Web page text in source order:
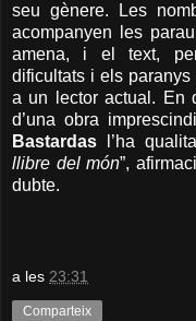
seu gènere. Les
acompanyen les
amena, i el text,
dificultats i els
a un lector actual. En
d’una obra
Bastardas l’ha
llibre del món”,
dubte.
a les 23:31
Comparteix